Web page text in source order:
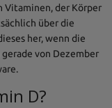
Vitaminen, der Körper
über die
her, wenn die
von Dezember
D?